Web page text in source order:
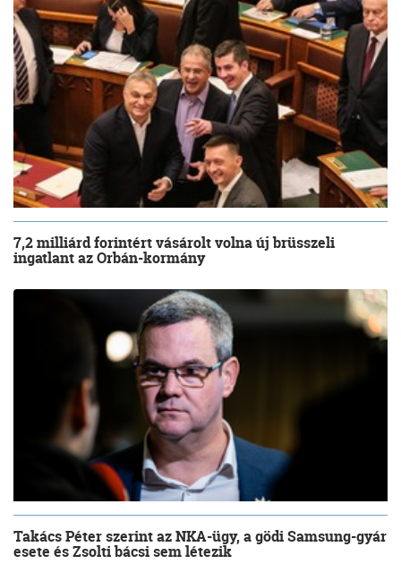
7,2 milliárd forintért vásárolt volna új brüsszeli
ingatlant az Orbán-kormány
Takács Péter szerint az NKA-ügy, a gödi Samsung-gyár
esete és Zsolti bácsi sem létezik